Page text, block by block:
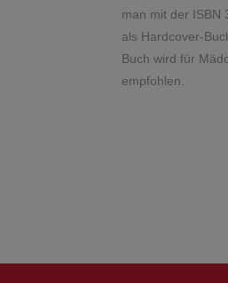
man mit der ISBN
als Hardcover-
Buch wird für
empfohlen.